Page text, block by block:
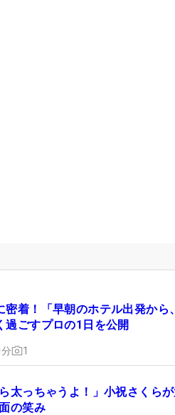
密着！「早朝のホテル出発から
過ごすプロの1日を公開
1
ら太っちゃうよ！」小祝さくら
の笑み